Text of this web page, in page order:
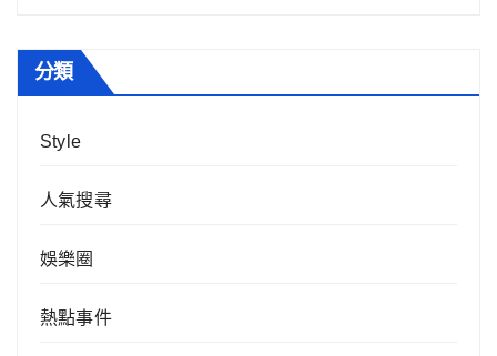
分類
Style
人氣搜尋
娛樂圈
熱點事件